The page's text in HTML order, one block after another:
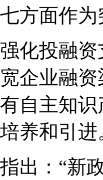
方面作
化投融
企业融
自主知
养和引进
出：“新